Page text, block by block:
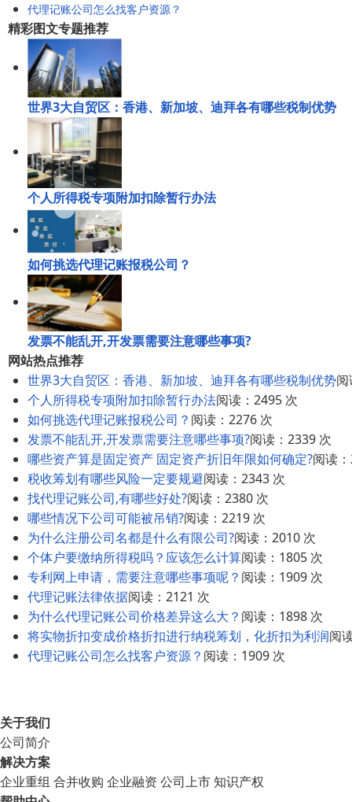
代理记账公司怎么找客户资源？
精彩图文专题推荐
世界3大自贸区：香港、新加坡、迪拜各有哪些税制优势
个人所得税专项附加扣除暂行办法
如何挑选代理记账报税公司？
发票不能乱开,开发票需要注意哪些事项?
网站热点推荐
世界3大自贸区：香港、新加坡、迪拜各有哪些税制优势
个人所得税专项附加扣除暂行办法阅读：2495 次
如何挑选代理记账报税公司？ 阅读：2276 次
发票不能乱开,开发票需要注意哪些事项?阅读：2339 次
哪些资产算是固定资产 固定资产折旧年限如何确定?阅读
税收筹划有哪些风险一定要规避阅读：2343 次
找代理记账公司,有哪些好处?阅读：2380 次
哪些情况下公司可能被吊销?阅读：2219 次
为什么注册公司名都是什么有限公司?阅读：2010 次
个体户要缴纳所得税吗？应该怎么计算阅读：1805 次
专利网上申请，需要注意哪些事项呢？ 阅读：1909 次
代理记账法律依据阅读：2121 次
为什么代理记账公司价格差异这么大？ 阅读：1898 次
将实物折扣变成价格折扣进行纳税筹划，化折扣为利润阅
代理记账公司怎么找客户资源？ 阅读：1909 次
关于我们
公司简介
解决方案
企业重组 合并收购 企业融资 公司上市知识产权